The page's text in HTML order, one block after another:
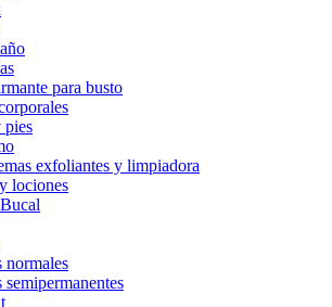
para busto
pies
exfoliantes y limpiadora
lociones
normales
semipermanentes